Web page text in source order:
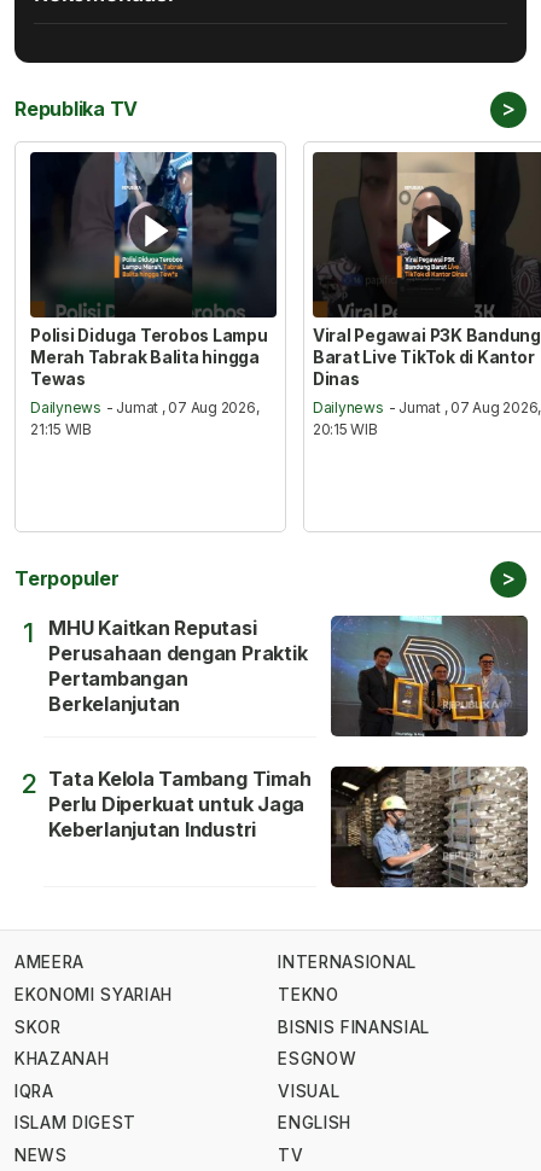
Republika TV >
Polisi Diduga Terobos Lampu
Merah Tabrak Balita hingga
Tewas
Dailynews - Jumat , 07 Aug 2026,
21:15 WIB
Viral Pegawai P3K Bandung
Barat Live TikTok di Kantor
Dinas
Dailynews - Jumat , 07 Aug 2026,
20:15 WIB
Terpopuler >
1
MHU Kaitkan Reputasi
Perusahaan dengan Praktik
Pertambangan
Berkelanjutan
2 Tata Kelola Tambang Timah
Perlu Diperkuat untuk Jaga
Keberlanjutan Industri
AMEERA
EKONOMI SYARIAH
SKOR
KHAZANAH
IQRA
ISLAM DIGEST
NEWS
INTERNASIONAL
TEKNO
BISNIS FINANSIAL
ESGNOW
VISUAL
ENGLISH
TV